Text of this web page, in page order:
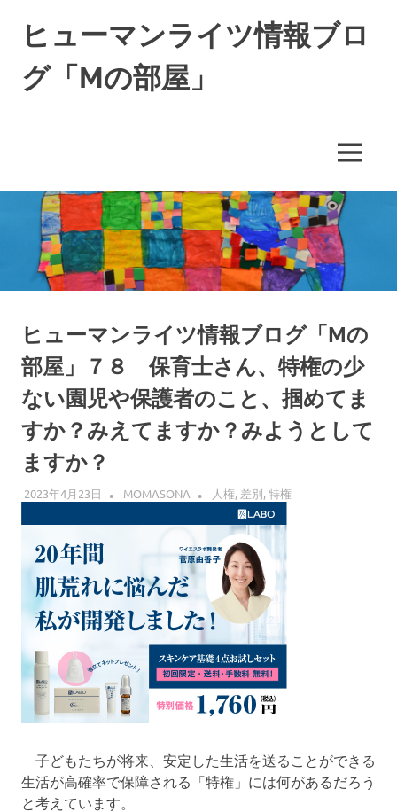
ヒューマンライツ情報ブロ
グ「Mの部屋」
「わ
し」
尊
さ
れ
る
界
へ
MENU
ヒューマンライツ情報ブログ「Mの
部屋」７８ 保育士さん、特権の少
ない園児や保護者のこと、掴めてま
すか？みえてますか？みようとして
ますか？
2023年4月23日 MOMASONA 人権, 差別,特権
子どもたちが将来、安定した生活を送ることができる
生活が高確率で保障される「特権」には何があるだろう
と考えています。